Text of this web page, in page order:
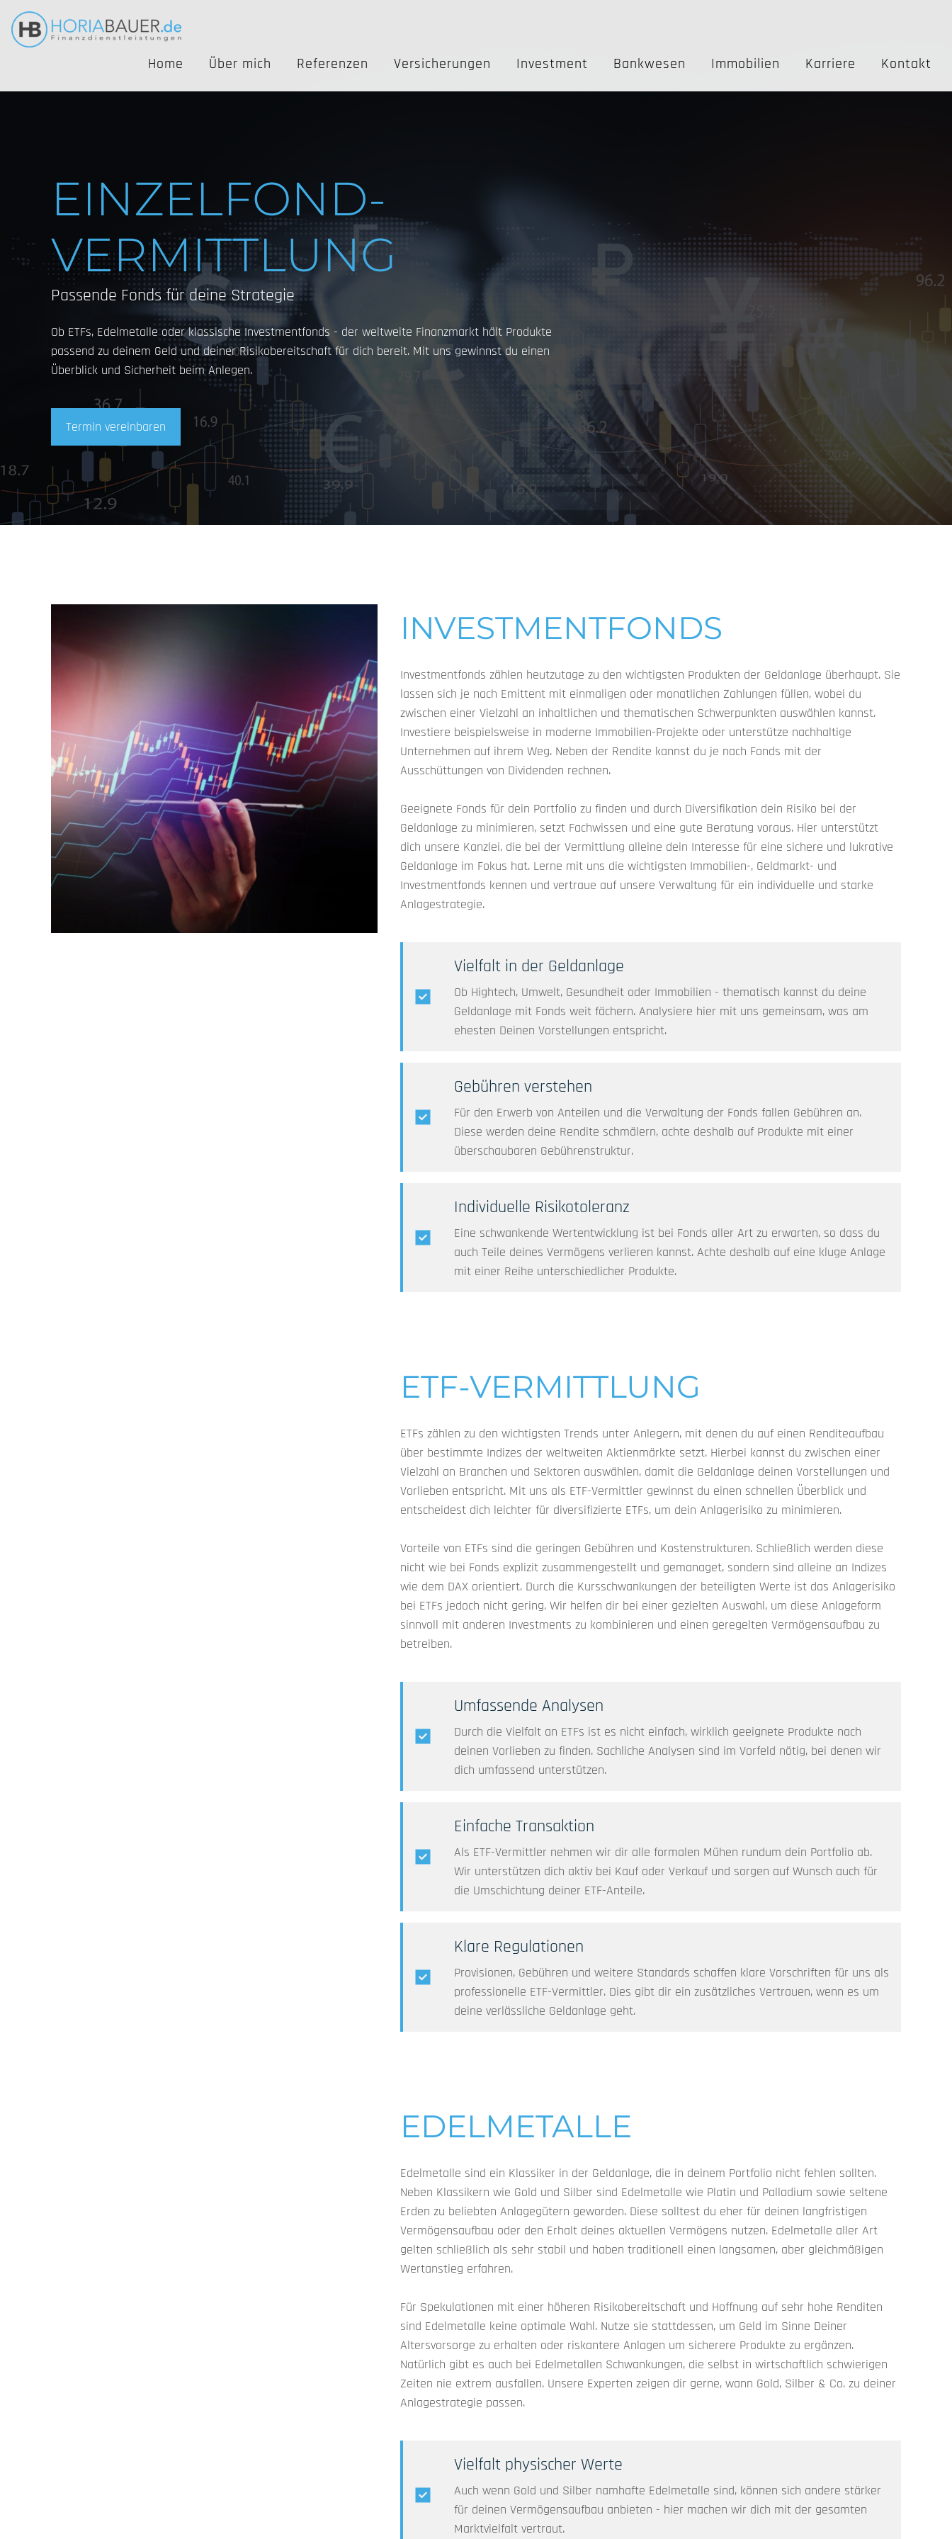
Home Über mich Referenzen Versicherungen Investment Bankwesen Immobilien Karriere Kontakt
EINZELFOND­
VERMITTLUNG
Passende Fonds für deine Strategie
Ob ETFs, Edelmetalle oder klassische Investmentfonds - der weltweite Finanzmarkt hält Produkte
passend zu deinem Geld und deiner Risikobereitschaft für dich bereit. Mit uns gewinnst du einen
Überblick und Sicherheit beim Anlegen.
Termin vereinbaren
INVESTMENT­FONDS
Investmentfonds zählen heutzutage zu den wichtigsten Produkten der Geldanlage überhaupt. Sie
lassen sich je nach Emittent mit einmaligen oder monatlichen Zahlungen füllen, wobei du
zwischen einer Vielzahl an inhaltlichen und thematischen Schwerpunkten auswählen kannst.
Investiere beispielsweise in moderne Immobilien-Projekte oder unterstütze nachhaltige
Unternehmen auf ihrem Weg. Neben der Rendite kannst du je nach Fonds mit der
Ausschüttungen von Dividenden rechnen.
Geeignete Fonds für dein Portfolio zu finden und durch Diversifikation dein Risiko bei der
Geldanlage zu minimieren, setzt Fachwissen und eine gute Beratung voraus. Hier unterstützt
dich unsere Kanzlei, die bei der Vermittlung alleine dein Interesse für eine sichere und lukrative
Geldanlage im Fokus hat. Lerne mit uns die wichtigsten Immobilien-, Geldmarkt- und
Investmentfonds kennen und vertraue auf unsere Verwaltung für ein individuelle und starke
Anlagestrategie.
Vielfalt in der Geldanlage
Ob Hightech, Umwelt, Gesundheit oder Immobilien - thematisch kannst du deine
Geldanlage mit Fonds weit fächern. Analysiere hier mit uns gemeinsam, was am
ehesten Deinen Vorstellungen entspricht.
Gebühren verstehen
Für den Erwerb von Anteilen und die Verwaltung der Fonds fallen Gebühren an.
Diese werden deine Rendite schmälern, achte deshalb auf Produkte mit einer
überschaubaren Gebührenstruktur.
Individuelle Risikotoleranz
Eine schwankende Wertentwicklung ist bei Fonds aller Art zu erwarten, so dass du
auch Teile deines Vermögens verlieren kannst. Achte deshalb auf eine kluge Anlage
mit einer Reihe unterschiedlicher Produkte.
ETF-VERMITTLUNG
ETFs zählen zu den wichtigsten Trends unter Anlegern, mit denen du auf einen Renditeaufbau
über bestimmte Indizes der weltweiten Aktienmärkte setzt. Hierbei kannst du zwischen einer
Vielzahl an Branchen und Sektoren auswählen, damit die Geldanlage deinen Vorstellungen und
Vorlieben entspricht. Mit uns als ETF-Vermittler gewinnst du einen schnellen Überblick und
entscheidest dich leichter für diversifizierte ETFs, um dein Anlagerisiko zu minimieren.
Vorteile von ETFs sind die geringen Gebühren und Kostenstrukturen. Schließlich werden diese
nicht wie bei Fonds explizit zusammengestellt und gemanaget, sondern sind alleine an Indizes
wie dem DAX orientiert. Durch die Kursschwankungen der beteiligten Werte ist das Anlagerisiko
bei ETFs jedoch nicht gering. Wir helfen dir bei einer gezielten Auswahl, um diese Anlageform
sinnvoll mit anderen Investments zu kombinieren und einen geregelten Vermögensaufbau zu
betreiben.
Umfassende Analysen
Durch die Vielfalt an ETFs ist es nicht einfach, wirklich geeignete Produkte nach
deinen Vorlieben zu finden. Sachliche Analysen sind im Vorfeld nötig, bei denen wir
dich umfassend unterstützen.
Einfache Transaktion
Als ETF-Vermittler nehmen wir dir alle formalen Mühen rundum dein Portfolio ab.
Wir unterstützen dich aktiv bei Kauf oder Verkauf und sorgen auf Wunsch auch für
die Umschichtung deiner ETF-Anteile.
Klare Regulationen
Provisionen, Gebühren und weitere Standards schaffen klare Vorschriften für uns als
professionelle ETF-Vermittler. Dies gibt dir ein zusätzliches Vertrauen, wenn es um
deine verlässliche Geldanlage geht.
EDELMETALLE
Edelmetalle sind ein Klassiker in der Geldanlage, die in deinem Portfolio nicht fehlen sollten.
Neben Klassikern wie Gold und Silber sind Edelmetalle wie Platin und Palladium sowie seltene
Erden zu beliebten Anlagegütern geworden. Diese solltest du eher für deinen langfristigen
Vermögensaufbau oder den Erhalt deines aktuellen Vermögens nutzen. Edelmetalle aller Art
gelten schließlich als sehr stabil und haben traditionell einen langsamen, aber gleichmäßigen
Wertanstieg erfahren.
Für Spekulationen mit einer höheren Risikobereitschaft und Hoffnung auf sehr hohe Renditen
sind Edelmetalle keine optimale Wahl. Nutze sie stattdessen, um Geld im Sinne Deiner
Altersvorsorge zu erhalten oder riskantere Anlagen um sicherere Produkte zu ergänzen.
Natürlich gibt es auch bei Edelmetallen Schwankungen, die selbst in wirtschaftlich schwierigen
Zeiten nie extrem ausfallen. Unsere Experten zeigen dir gerne, wann Gold, Silber & Co. zu deiner
Anlagestrategie passen.
Vielfalt physischer Werte
Auch wenn Gold und Silber namhafte Edelmetalle sind, können sich andere stärker
für deinen Vermögensaufbau anbieten - hier machen wir dich mit der gesamten
Marktvielfalt vertraut.